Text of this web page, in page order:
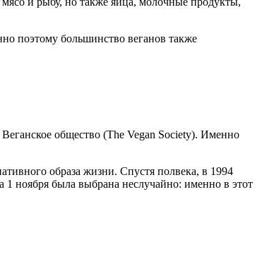
поэтому большинство веганов также
общество (The Vegan Society). Именно
образа жизни. Спустя полвека, в 1994
ноября была выбрана неслучайно: именно в этот